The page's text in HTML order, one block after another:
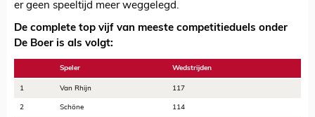
er geen speeltijd meer weggelegd.
De complete top vijf van meeste competitieduels onder
De Boer is als volgt:
Speler Wedstrijden
1 Van Rhijn 117
2 Schöne 114